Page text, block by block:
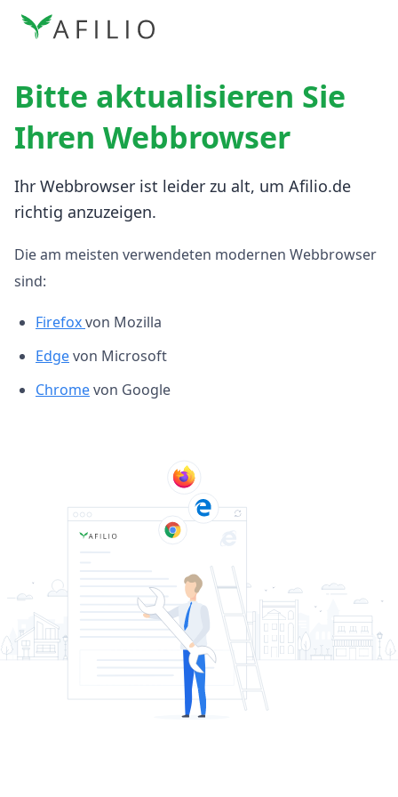
Bitte aktualisieren Sie
Ihren Webbrowser
Ihr Webbrowser ist leider zu alt, um Afilio.de
richtig anzuzeigen.
Die am meisten verwendeten modernen Webbrowser
sind:
Firefoxvon Mozilla
Edgevon Microsoft
Chromevon Google